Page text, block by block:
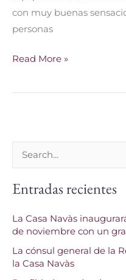
con muy buenas
personas
Read More »
s
a
r
p
Entradas recientes
La Casa Navàs
de noviembre con un
La cónsul general de la
la Casa Navàs